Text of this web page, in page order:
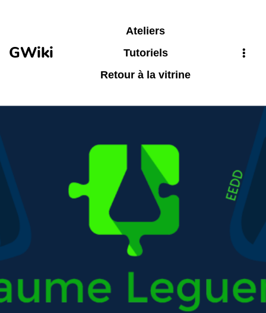
GWiki
Ateliers
Tutoriels
Retour à la vitrine